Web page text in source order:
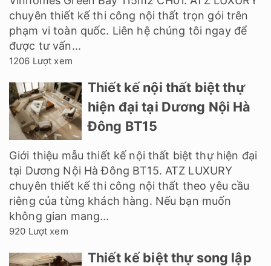
chuyên thiết kế thi công nội thất trọn gói trên
phạm vi toàn quốc. Liên hệ chúng tôi ngay để
được tư vấn...
1206 Lượt xem
Thiết kế nội thất biệt thự
hiện đại tại Dương Nội Hà
Đông BT15
Giới thiệu mẫu thiết kế nội thất biệt thự hiện đại
tại Dương Nội Hà Đông BT15. ATZ LUXURY
chuyên thiết kế thi công nội thất theo yêu cầu
riêng của từng khách hàng. Nếu bạn muốn
không gian mang...
920 Lượt xem
Thiết kế biệt thự song lập